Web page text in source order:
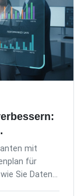
mit
für
Sie Daten